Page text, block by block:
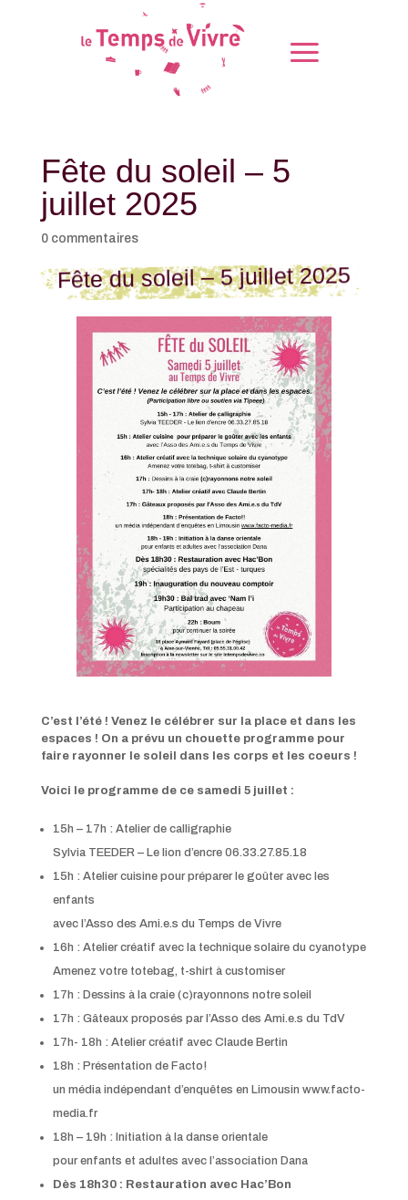
Fête du soleil – 5
juillet 2025
0 commentaires
Fête du soleil – 5 juillet 2025
C’est l’été ! Venez le célébrer sur la place et dans les
espaces ! On a prévu un chouette programme pour
faire rayonner le soleil dans les corps et les coeurs !
Voici le programme de ce samedi 5 juillet :
15h – 17h : Atelier de calligraphie
Sylvia TEEDER – Le lion d’encre 06.33.27.85.18
15h : Atelier cuisine pour préparer le goûter avec les
enfants
avec l’Asso des Ami.e.s du Temps de Vivre
16h : Atelier créatif avec la technique solaire du cyanotype
Amenez votre totebag, t-shirt à customiser
17h : Dessins à la craie (c)rayonnons notre soleil
17h : Gâteaux proposés par l’Asso des Ami.e.s du TdV
17h- 18h : Atelier créatif avec Claude Bertin
18h : Présentation de Facto!
un média indépendant d’enquêtes en Limousin www.facto-
media.fr
18h – 19h : Initiation à la danse orientale
pour enfants et adultes avec l’association Dana
Dès 18h30 : Restauration avec Hac’Bon